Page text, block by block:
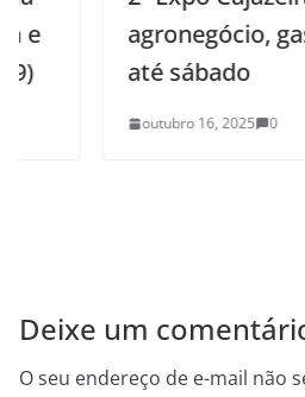
agronegócio,
até sábado
outubro 16, 2025 0
Deixe um
O seu endereço de e-mail não